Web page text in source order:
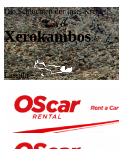
Die Schluchten der Insel Kreta
Xerokambos
Lassithi